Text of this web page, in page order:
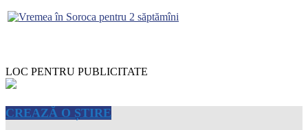
LOC PENTRU PUBLICITATE
CREAZĂ O ȘTIRE